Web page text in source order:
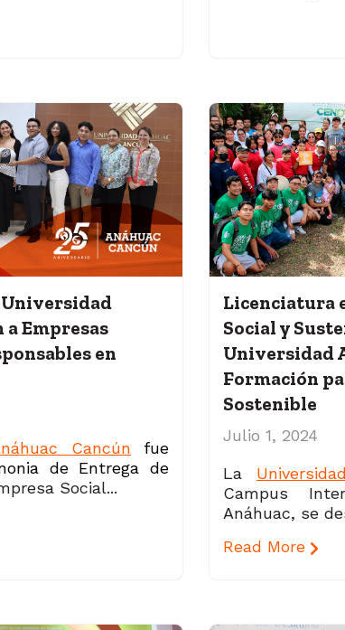
Universidad
a Empresas
en
Cancún fue
de Entrega de
Social...
Licenciatura
Social y
Universidad
Formación
Sostenible
Julio 1, 2024
La
Campus
Anáhuac, se
Read More